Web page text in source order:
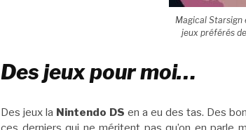
Magical Starsign
jeux préférés
Des jeux pour moi…
Des jeux la Nintendo DS en a eu des tas. Des